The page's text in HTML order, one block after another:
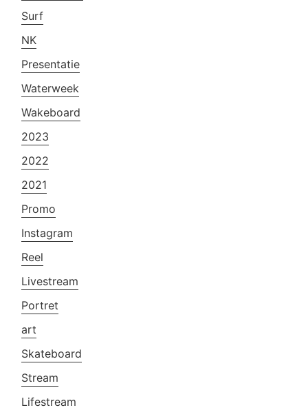
Surf
NK
Presentatie
Waterweek
Wakeboard
2023
2022
2021
Promo
Instagram
Reel
Livestream
Portret
art
Skateboard
Stream
Lifestream